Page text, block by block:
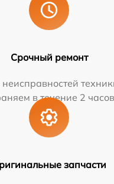
Срочный ремонт
в течение 2
запчасти